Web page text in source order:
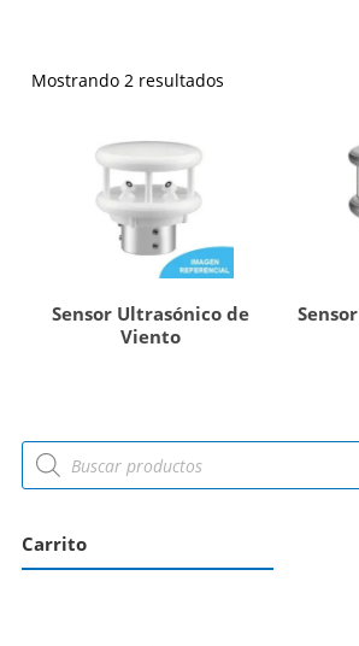
Mostrando 2 resultados
Sensor Ultrasónico de
Viento
Carrito